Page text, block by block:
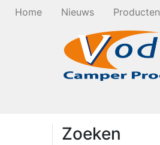
Home Nieuws Producten
Zoeken